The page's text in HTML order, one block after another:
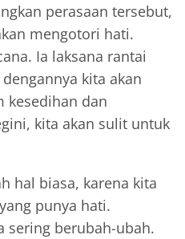
perasaan tersebut,
mengotori hati.
Ia laksana rantai
kita akan
kesedihan dan
kita akan sulit untuk
hal biasa, karena kita
punya hati.
sering berubah-ubah.